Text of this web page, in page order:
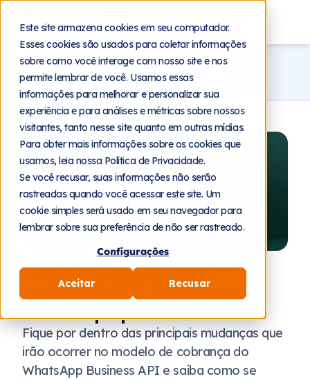
Este site armazena cookies em seu computador.
Esses cookies são usados para coletar informações
sobre como você interage com nosso site e nos
permite lembrar de você. Usamos essas
informações para melhorar e personalizar sua
experiência e para análises e métricas sobre nossos
visitantes, tanto nesse site quanto em outras mídias.
Para obter mais informações sobre os cookies que
usamos, leia nossa Política de Privacidade.
Se você recusar, suas informações não serão
rastreadas quando você acessar este site. Um
cookie simples será usado em seu navegador para
lembrar sobre sua preferência de não ser rastreado.
Configurações
Aceitar Recusar
Blog
4 de agosto de 2026
Modelo de cobrança do
WhatsApp API: o que muda e
como se preparar?
Fique por dentro das principais mudanças que
irão ocorrer no modelo de cobrança do
WhatsApp Business API e saiba como se